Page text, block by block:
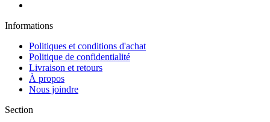
Informations
Politiques et conditions d'achat
Politique de confidentialité
Livraison et retours
À propos
Nous joindre
Section